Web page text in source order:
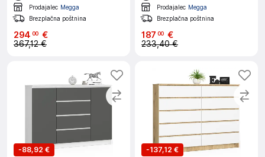
Prodajalec Megga
Brezplačna poštnina
294 00 €
367,12 €
Prodajalec Megga
Brezplačna poštnina
187 00 €
233,40 €
-88,92 €
-137,12 €